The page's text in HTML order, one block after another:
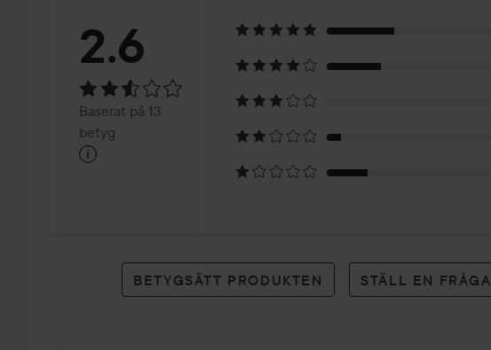
Betyg:
2.6Baserat
på
betyg
2.6
Baserat på 13
betyg
i
BETYGSÄTT PRODUKTEN STÄLL EN FRÅGA